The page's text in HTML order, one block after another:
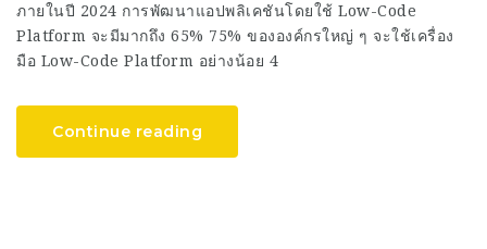
ภายในปี 2024 การพัฒนาแอปพลิเคชันโดยใช้ Low-Code
Platform จะมีมากถึง 65% 75% ขององค์กรใหญ่ ๆ จะใช้เครื่อง
มือ Low-Code Platform อย่างน้อย 4
Continue reading